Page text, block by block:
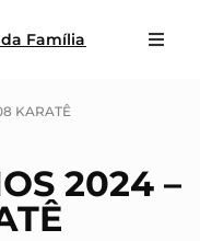
Família
KARATÊ
2024 –